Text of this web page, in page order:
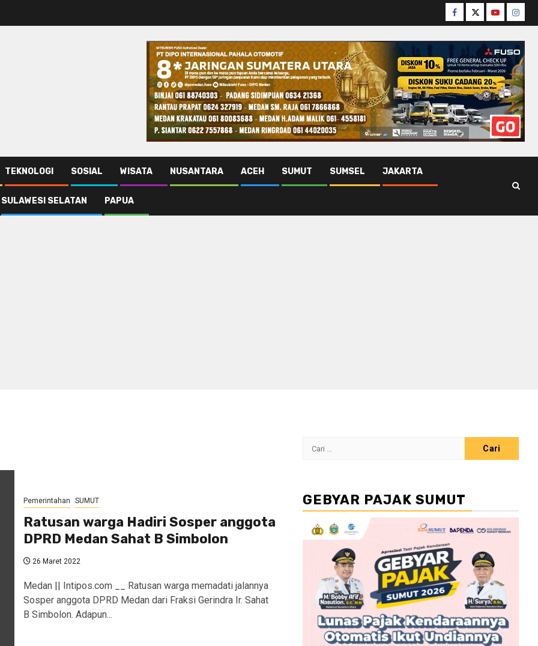
Facebook
TwitterYoutube
TEKNOLOGI SOSIAL WISATA NUSANTARA ACEH SUMUT SUMSEL JAKARTA
SULAWESI SELATAN PAPUA
Pemerintahan SUMUT
Ratusan warga Hadiri Sosper anggota
DPRD Medan Sahat B Simbolon
26 Maret 2022
Medan || Intipos.com __ Ratusan warga memadati jalannya
Sosper anggota DPRD Medan dari Fraksi Gerindra Ir. Sahat
B Simbolon. Adapun...
Cari
GEBYAR PAJAK SUMUT